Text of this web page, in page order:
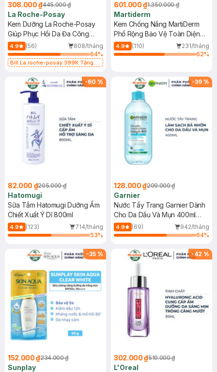
308.000 ₫445.000 ₫
La Roche-Posay
Kem Dưỡng La Roche-Posay
Giúp Phục Hồi Da Đa Công
Dụng 40ml
4.9 (56)
808/tháng
64%
Bill La roche-posay 399K Tặng
(SL có hạn)
601.000 ₫1.350.000 ₫
Martiderm
Kem Chống Nắng MartiDerm
Phổ Rộng Bảo Vệ Toàn Diện
40ml
4.9 (110)
231/tháng
62%
-60 %
82.000 ₫205.000 ₫
Hatomugi
Sữa Tắm Hatomugi Dưỡng Ẩm
Chiết Xuất Ý Dĩ 800ml
4.9 (123)
714/tháng
53%
-39 %
128.000 ₫209.000 ₫
Garnier
Nước Tẩy Trang Garnier Dành
Cho Da Dầu Và Mụn 400ml
(Mới)
4.9 (69)
942/tháng
64%
-35 %
152.000 ₫234.000 ₫
Sunplay
-42 %
302.000 ₫519.000 ₫
L'Oreal